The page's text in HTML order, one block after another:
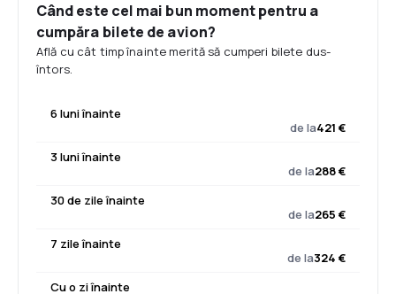
Când este cel mai bun moment pentru a
cumpăra bilete de avion?
Află cu cât timp înainte merită să cumperi bilete dus-
întors.
6 luni înainte
de la421 €
3 luni înainte
de la288 €
30 de zile înainte
de la265 €
7 zile înainte
de la324 €
Cu o zi înainte